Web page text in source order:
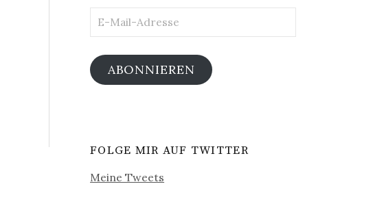
Mail-
ABONNIEREN
FOLGE MIR AUF TWITTER
Meine Tweets